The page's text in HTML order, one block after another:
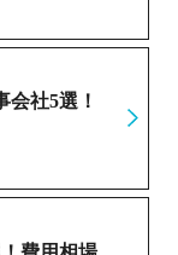
社5選！